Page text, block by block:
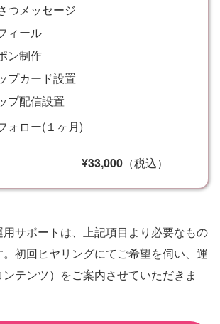
つメッセージ
ィール
ン制作
プカード設置
プ配信設置
ォロー(１ヶ月)
¥33,000 （税込）
サポートは、上記項目より必要なもの
初回ヒヤリングにてご希望を伺い、運
テンツ）をご案内させていただきま